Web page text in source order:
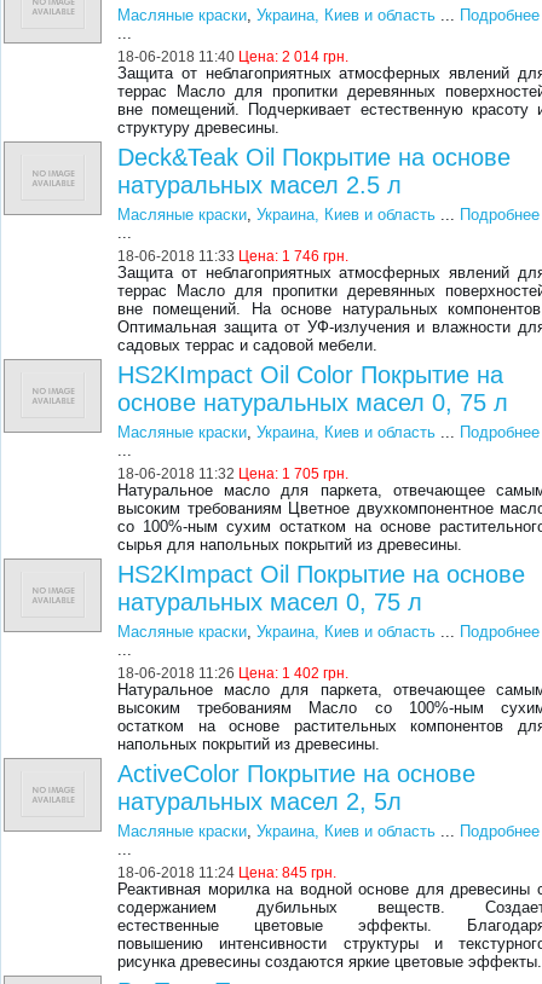
Масляные краски,Украина, Киев и область ... Подробнее
...
18-06-2018 11:40 Цена:2 014 грн.
Защита от неблагоприятных атмосферных явлений
террас Масло для пропитки деревянных
вне помещений. Подчеркивает естественную красоту
структуру древесины.
Deck&Teak Oil Покрытие на основе
натуральных масел 2.5 л
Масляные краски,Украина, Киев и область ... Подробнее
...
18-06-2018 11:33 Цена: 1 746 грн.
Защита от неблагоприятных атмосферных явлений
террас Масло для пропитки деревянных
вне помещений. На основе натуральных
Оптимальная защита от УФ-излучения и влажности
садовых террас и садовой мебели.
HS2KImpact Oil Color Покрытие на
основе натуральных масел 0, 75 л
Масляные краски,Украина, Киев и область ... Подробнее
...
18-06-2018 11:32 Цена: 1 705 грн.
Натуральное масло для паркета, отвечающее
высоким требованиям Цветное двухкомпонентное
со 100%-ным сухим остатком на основе
сырья для напольных покрытий из древесины.
HS2KImpact Oil Покрытие на основе
натуральных масел 0, 75 л
Масляные краски,Украина, Киев и область ... Подробнее
...
18-06-2018 11:26 Цена: 1 402 грн.
Натуральное масло для паркета, отвечающее
высоким требованиям Масло со 100%-ным
остатком на основе растительных компонентов
напольных покрытий из древесины.
ActiveColor Покрытие на основе
натуральных масел 2, 5л
Масляные краски,Украина, Киев и область ... Подробнее
...
18-06-2018 11:24 Цена:845 грн.
Реактивная морилка на водной основе для древесины
содержанием дубильных веществ.
естественные цветовые эффекты.
повышению интенсивности структуры и
рисунка древесины создаются яркие цветовые эффекты.